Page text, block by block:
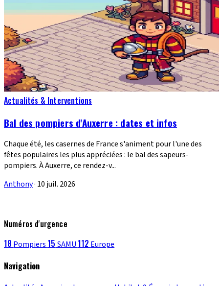
Actualités & Interventions
Bal des pompiers d'Auxerre : dates et infos
Chaque été, les casernes de France s'animent pour l'une des
fêtes populaires les plus appréciées : le bal des sapeurs-
pompiers. À Auxerre, ce rendez-v...
Anthony· 10 juil. 2026
Numéros d'urgence
18 Pompiers 15 SAMU 112 Europe
Navigation